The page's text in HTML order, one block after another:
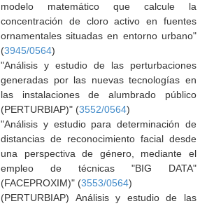
modelo matemático que calcule la
concentración de cloro activo en fuentes
ornamentales situadas en entorno urbano"
(3945/0564)
"Análisis y estudio de las perturbaciones
generadas por las nuevas tecnologías en
las instalaciones de alumbrado público
(PERTURBIAP)" (3552/0564)
"Análisis y estudio para determinación de
distancias de reconocimiento facial desde
una perspectiva de género, mediante el
empleo de técnicas "BIG DATA"
(FACEPROXIM)" (3553/0564)
(PERTURBIAP) Análisis y estudio de las